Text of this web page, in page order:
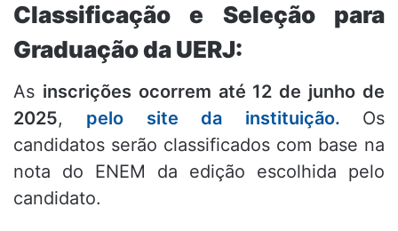
Classificação e Seleção para
Graduação da UERJ:
As inscrições ocorrem até 12 de junho de
2025, pelo site da instituição. Os
candidatos serão classificados com base na
nota do ENEM da edição escolhida pelo
candidato.